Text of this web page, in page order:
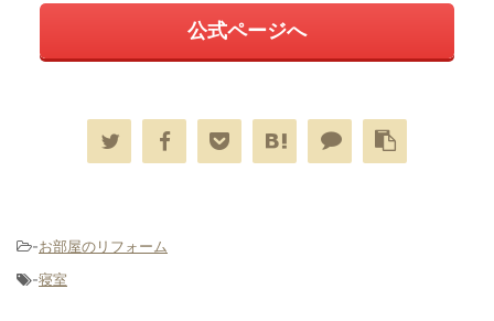
公式ページへ
-お部屋のリフォーム
-寝室